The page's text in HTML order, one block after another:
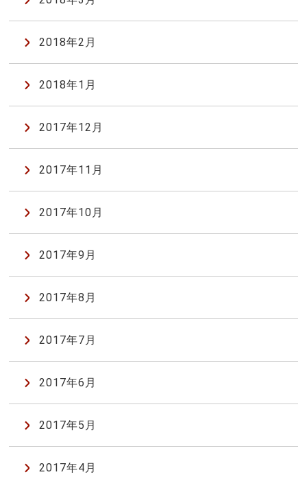
2018年2月
2018年1月
2017年12月
2017年11月
2017年10月
2017年9月
2017年8月
2017年7月
2017年6月
2017年5月
2017年4月